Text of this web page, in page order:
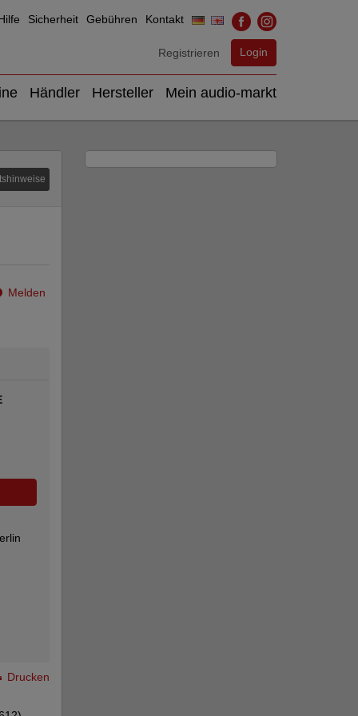
Sicherheit Gebühren Kontakt
Registrieren Login
Händler Hersteller Mein audio-markt
Melden
Drucken